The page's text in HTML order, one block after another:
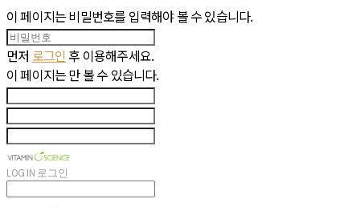
이 페이지는 비밀번호를 입력해야 볼 수 있습니다.
먼저 로그인 후 이용해주세요.
이 페이지는만 볼 수 있습니다.
LOG IN 로그인